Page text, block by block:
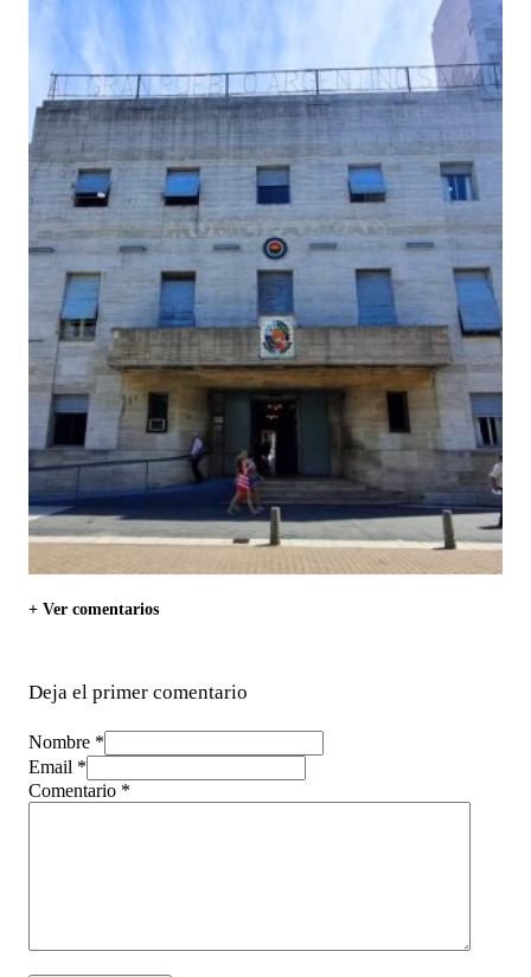
+ Ver comentarios
Deja el primer comentario
Nombre *
Email *
Comentario *